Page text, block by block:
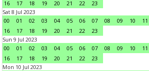
16
17 18 19 20 21 22
23
Sat 8 Jul 2023
00
01 02 03 04 05 06 07 08 09 10 11
16
17 18 19 20 21 22
23
Sun 9 Jul 2023
00
01 02 03 04 05 06 07 08 09 10 11
16
17 18 19 20 21 22
23
Mon 10 Jul 2023